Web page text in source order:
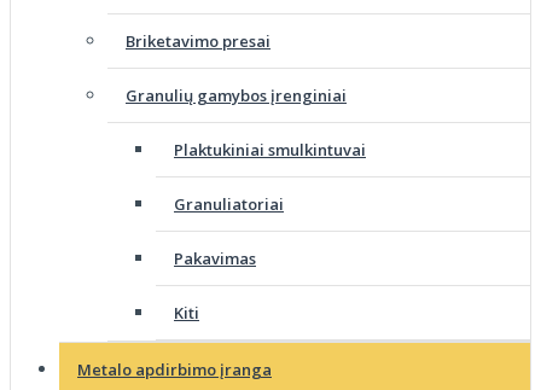
Briketavimo presai
Granulių gamybos įrenginiai
Plaktukiniai smulkintuvai
Granuliatoriai
Pakavimas
Kiti
Metalo apdirbimo įranga